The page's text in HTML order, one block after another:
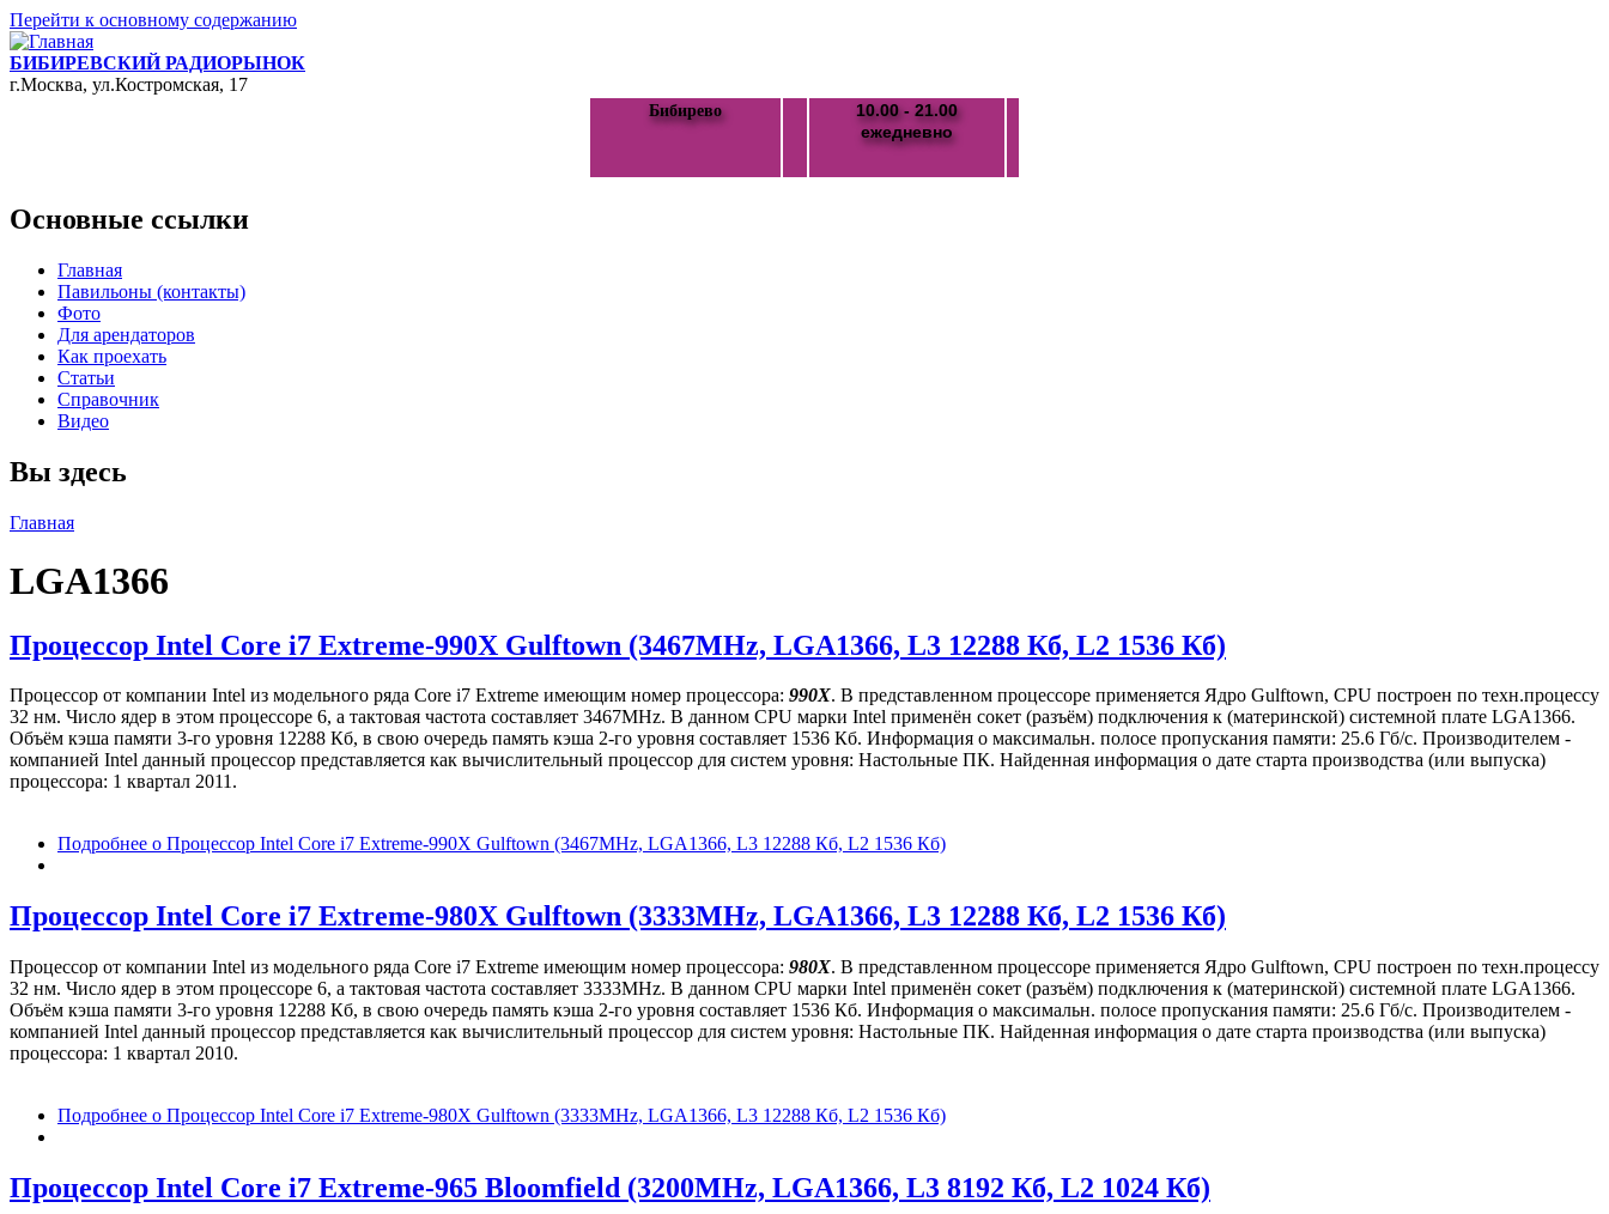
Перейти к основному содержанию
БИБИРЕВСКИЙ РАДИОРЫНОК
г.Москва, ул.Костромская, 17
Бибирево
10.00 - 21.00
ежедневно
Основные ссылки
Главная
Павильоны (контакты)
Фото
Для арендаторов
Как проехать
Статьи
Справочник
Видео
Вы здесь
Главная
LGA1366
Процессор Intel Core i7 Extreme-990X Gulftown (3467MHz, LGA1366, L3 12288 Кб, L2 1536 Кб)
Процессор от компании Intel из модельного ряда Core i7 Extreme имеющим номер процессора: 990X. В представленном процессоре применяется Ядро Gulftown, CPU построен по техн.процессу
32 нм. Число ядер в этом процессоре 6, а тактовая частота составляет 3467MHz. В данном CPU марки Intel применён сокет (разъём) подключения к (материнской) системной плате LGA1366.
Объём кэша памяти 3-го уровня 12288 Кб, в свою очередь память кэша 2-го уровня составляет 1536 Кб. Информация о максимальн. полосе пропускания памяти: 25.6 Гб/с. Производителем -
компанией Intel данный процессор представляется как вычислительный процессор для систем уровня: Настольные ПК. Найденная информация о дате старта производства (или выпуска)
процессора: 1 квартал 2011.
Подробнее о Процессор Intel Core i7 Extreme-990X Gulftown (3467MHz, LGA1366, L3 12288 Кб, L2 1536 Кб)
Процессор Intel Core i7 Extreme-980X Gulftown (3333MHz, LGA1366, L3 12288 Кб, L2 1536 Кб)
Процессор от компании Intel из модельного ряда Core i7 Extreme имеющим номер процессора: 980X. В представленном процессоре применяется Ядро Gulftown, CPU построен по техн.процессу
32 нм. Число ядер в этом процессоре 6, а тактовая частота составляет 3333MHz. В данном CPU марки Intel применён сокет (разъём) подключения к (материнской) системной плате LGA1366.
Объём кэша памяти 3-го уровня 12288 Кб, в свою очередь память кэша 2-го уровня составляет 1536 Кб. Информация о максимальн. полосе пропускания памяти: 25.6 Гб/с. Производителем -
компанией Intel данный процессор представляется как вычислительный процессор для систем уровня: Настольные ПК. Найденная информация о дате старта производства (или выпуска)
процессора: 1 квартал 2010.
Подробнее о Процессор Intel Core i7 Extreme-980X Gulftown (3333MHz, LGA1366, L3 12288 Кб, L2 1536 Кб)
Процессор Intel Core i7 Extreme-965 Bloomfield (3200MHz, LGA1366, L3 8192 Кб, L2 1024 Кб)